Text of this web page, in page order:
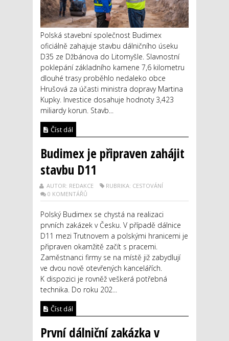
Polská stavební společnost Budimex
oficiálně zahajuje stavbu dálničního úseku
D35 ze Džbánova do Litomyšle. Slavnostní
poklepání základního kamene 7,6 kilometru
dlouhé trasy proběhlo nedaleko obce
Hrušová za účasti ministra dopravy Martina
Kupky. Investice dosahuje hodnoty 3,423
miliardy korun. Stavb...
Číst dál
Budimex je připraven zahájit
stavbu D11
AUTOR: REDAKCE
RUBRIKA: CESTOVÁNÍ
0 KOMENTÁŘŮ
Polský Budimex se chystá na realizaci
prvních zakázek v Česku. V případě dálnice
D11 mezi Trutnovem a polskými hranicemi je
připraven okamžitě začít s pracemi.
Zaměstnanci firmy se na místě již zabydlují
ve dvou nově otevřených kancelářích.
K dispozici je rovněž veškerá potřebná
technika. Do roku 202...
Číst dál
První dálniční zakázka v